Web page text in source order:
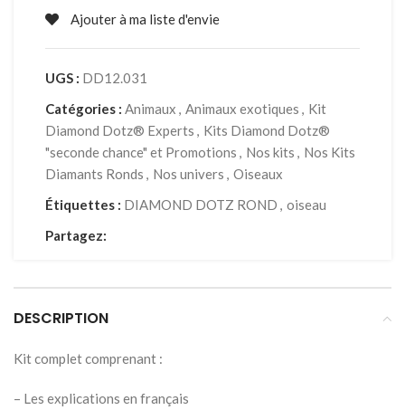
Ajouter à ma liste d'envie
UGS : DD12.031
Catégories : Animaux , Animaux exotiques , Kit
Diamond Dotz® Experts , Kits Diamond Dotz®
"seconde chance" et Promotions , Nos kits , Nos Kits
Diamants Ronds , Nos univers , Oiseaux
Étiquettes : DIAMOND DOTZ ROND , oiseau
Partagez:
DESCRIPTION
Kit complet comprenant :
– Les explications en français